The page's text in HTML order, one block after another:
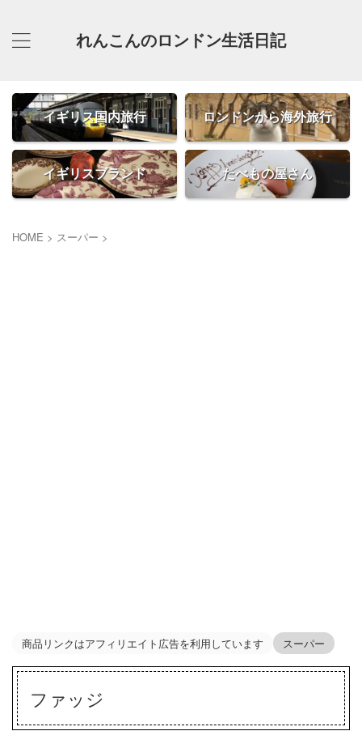
れんこんのロンドン生活日記
イギリス国内旅行 ロンドンから海外旅行
イギリスブランド たべもの屋さん
HOME > スーパー >
商品リンクはアフィリエイト広告を利用しています スーパー
ファッジ